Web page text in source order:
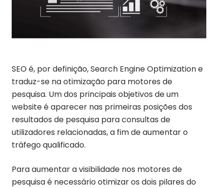
SEO é, por definição, Search Engine Optimization e
traduz-se na otimização para motores de
pesquisa. Um dos principais objetivos de um
website é aparecer nas primeiras posições dos
resultados de pesquisa para consultas de
utilizadores relacionadas, a fim de aumentar o
tráfego qualificado.
Para aumentar a visibilidade nos motores de
pesquisa é necessário otimizar os dois pilares do